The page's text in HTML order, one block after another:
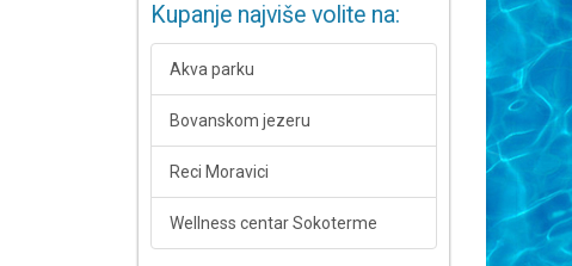
Kupanje najviše volite na:
Akva parku
Bovanskom jezeru
Reci Moravici
Wellness centar Sokoterme